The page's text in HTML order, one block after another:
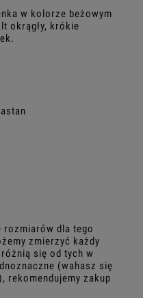
w kolorze beżowym
okrągły, krókie
rozmiarów dla tego
zmierzyć każdy
się od tych w
(wahasz się
rekomendujemy zakup